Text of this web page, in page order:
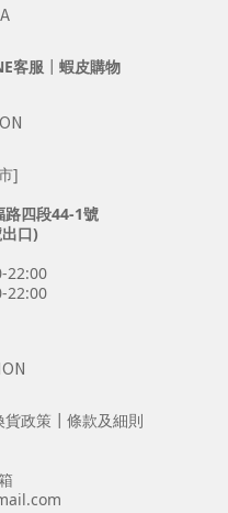
客服 ┃ 蝦皮購物
]
路四段44-1號
口)
22:00
22:00
貨政策 ┃ 條款及細則